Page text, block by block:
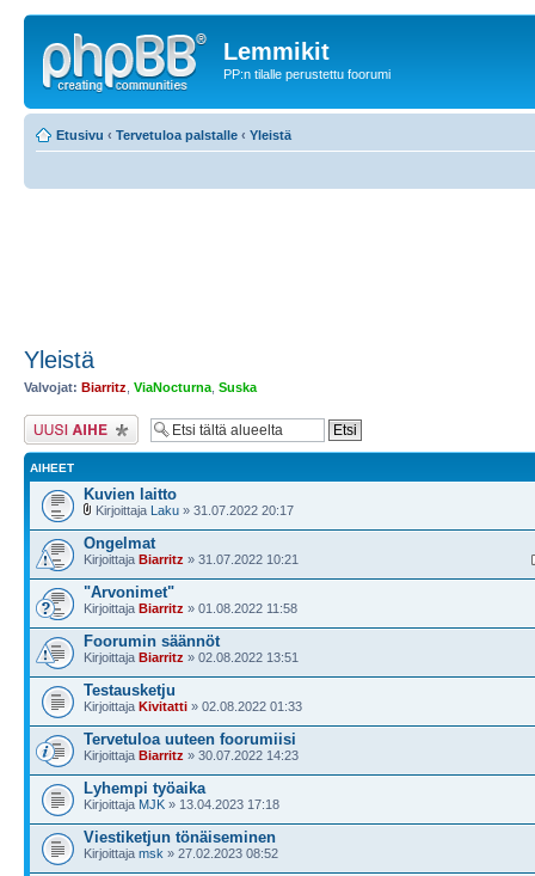
Lemmikit
PP:n tilalle perustettu foorumi
Etusivu ‹ Tervetuloa palstalle ‹ Yleistä
Yleistä
Valvojat: Biarritz ViaNocturna Suska
Lähetä uusi viesti
AIHEET
Kuvien laitto
Kirjoittaja Laku » 31.07.2022 20:17
Ongelmat
Kirjoittaja Biarritz » 31.07.2022 10:21
"Arvonimet"
Kirjoittaja Biarritz » 01.08.2022 11:58
Foorumin säännöt
Kirjoittaja Biarritz » 02.08.2022 13:51
Testausketju
Kirjoittaja Kivitatti » 02.08.2022 01:33
Tervetuloa uuteen foorumiisi
Kirjoittaja Biarritz » 30.07.2022 14:23
Lyhempi työaika
Kirjoittaja MJK » 13.04.2023 17:18
Viestiketjun tönäiseminen
Kirjoittaja msk » 27.02.2023 08:52